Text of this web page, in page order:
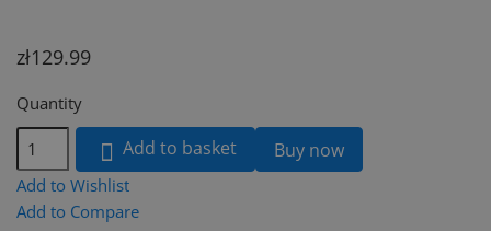
zł129.99
Quantity
 Add to basket Buy now
Add to Wishlist
Add to Compare